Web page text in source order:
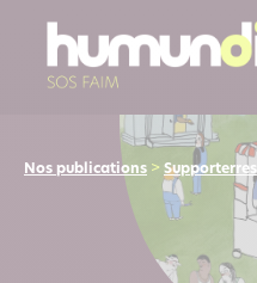
Nos publications > Supporterres